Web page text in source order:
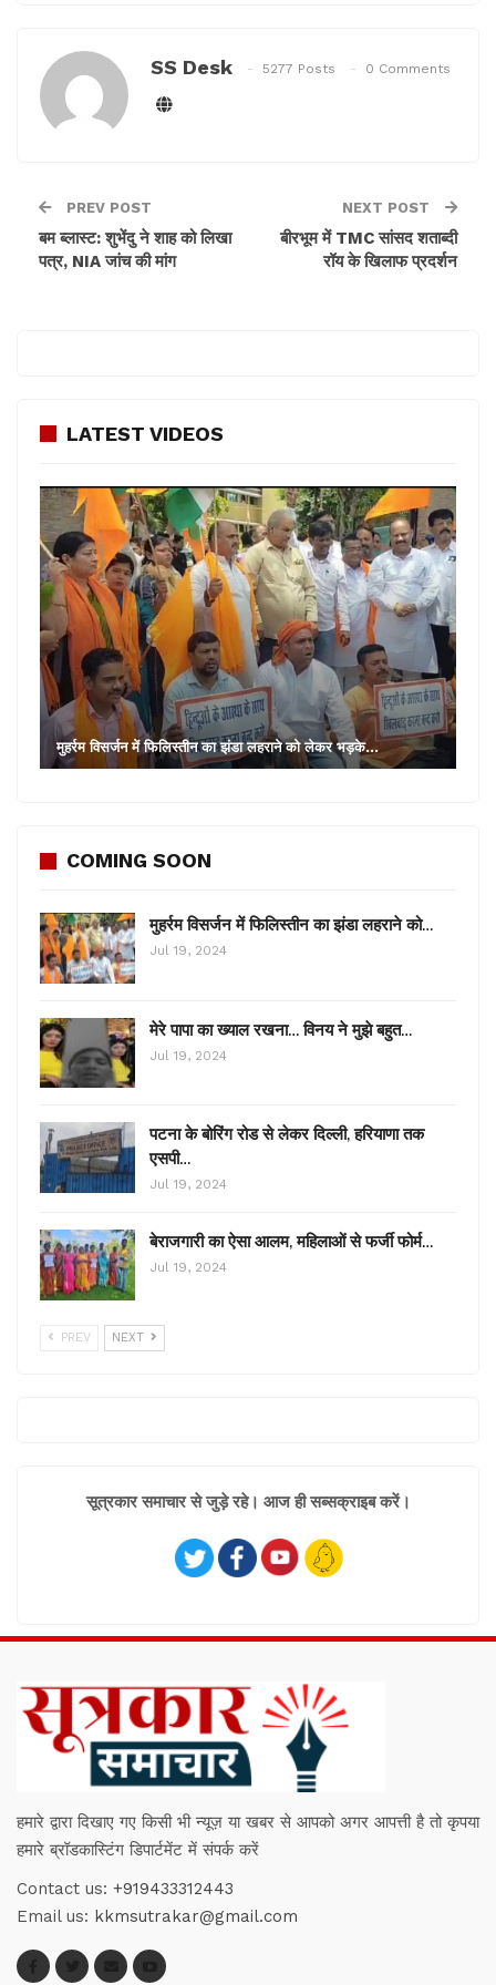
ब्रिटिश युद्धपोत द्वारा तोपों का किया गया था निर्माण
बंगाल क्षेत्र के मुख्य प्रवक्ता, कमांडर सुदीप्तो मोइत्रा ने कहा, चार
तोपों को नेवी हाउस लाया गया, जिनमें से दो को वहां रखा गया है।
कैप्टन चक्रवर्ती ने कहा कि हो सकता है कि ब्रिटिश युद्धपोत के
लिए स्थानीय स्तर पर इनका निर्माण किया गया है। बता दें कि
ब्रिटिश काल में बंगाल ब्रिटिश शासन का महत्वपूर्ण प्रांत हुआ
किया गया था, ताकि किसी भी हमले से मुकाबला किया जा सके।
विश्वयुद्ध के दौरान कई गुप्त एयरफोर्स के एयरपोर्ट का भी निर्माण
किया गया था। उसमें चाकुलिया का एयरपोर्ट बहुत ही महत्वपूर्ण
था।
SS Desk 5277 Posts 0 Comments
PREV POST
बम ब्लास्ट: शुभेंदु ने शाह को लिखा
पत्र, NIA जांच की मांग
NEXT POST
बीरभूम में TMC सांसद शताब्दी
रॉय के खिलाफ प्रदर्शन
LATEST VIDEOS
मुहर्रम विसर्जन में फिलिस्तीन का झंडा लहराने को लेकर भड़के…
COMING SOON
मुहर्रम विसर्जन में फिलिस्तीन का झंडा लहराने को…
Jul 19, 2024
मेरे पापा का ख्याल रखना… विनय ने मुझे बहुत…
Jul 19, 2024
पटना के बोरिंग रोड से लेकर दिल्ली, हरियाणा तक
एसपी…
Jul 19, 2024
बेराजगारी का ऐसा आलम, महिलाओं से फर्जी फोर्म…
Jul 19, 2024
PREV NEXT
सूत्रकार समाचार से जुड़े रहे। आज ही सब्सक्राइब करें।
हमारे द्वारा दिखाए गए किसी भी न्यूज़ या खबर से आपको अगर आपत्ती है तो कृपया
हमारे ब्रॉडकास्टिंग डिपार्टमेंट में संपर्क करें
Contact us: +919433312443
Email us: kkmsutrakar@gmail.com